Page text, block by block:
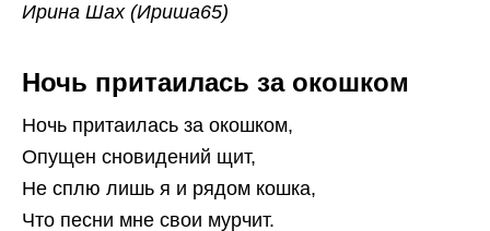
Ирина Шах (Ириша65)
Ночь притаилась за окошком
Ночь притаилась за окошком,
Опущен сновидений щит,
Не сплю лишь я и рядом кошка,
Что песни мне свои мурчит.